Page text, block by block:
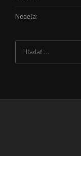
Nedeľa: